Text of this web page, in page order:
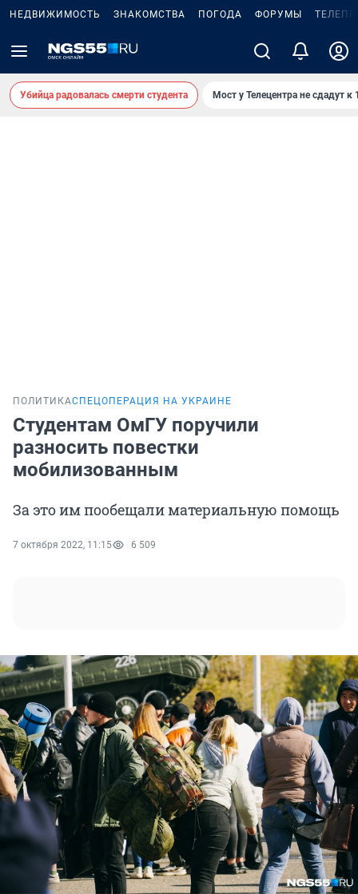
НЕДВИЖИМОСТЬ ЗНАКОМСТВА ПОГОДА ФОРУМЫ
Убийца радовалась смерти студента Мост у Телецентра не сдадут к
ПОЛИТИКАСПЕЦОПЕРАЦИЯ НА УКРАИНЕ
Студентам ОмГУ поручили
разносить повестки
мобилизованным
За это им пообещали материальную помощь
7 октября 2022, 11:15 6 509